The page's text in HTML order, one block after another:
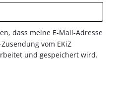
dass meine E-Mail-Adresse
vom EKiZ
und gespeichert wird.